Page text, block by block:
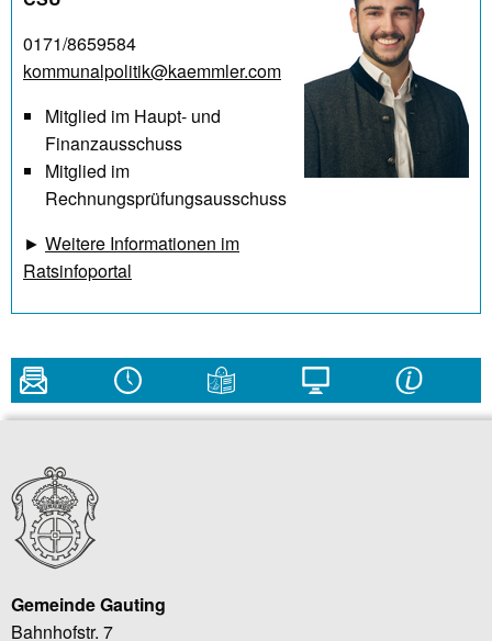
0171/8659584
kommunalpolitik@kaemmler.com
Mitglied im Haupt- und
Finanzausschuss
Mitglied im
Rechnungsprüfungsausschuss
► Weitere Informationen im
Ratsinfoportal
Gemeinde Gauting
Bahnhofstr. 7